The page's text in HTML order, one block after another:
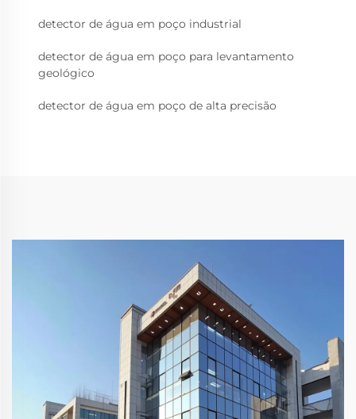
detector de água em poço industrial
detector de água em poço para levantamento
geológico
detector de água em poço de alta precisão